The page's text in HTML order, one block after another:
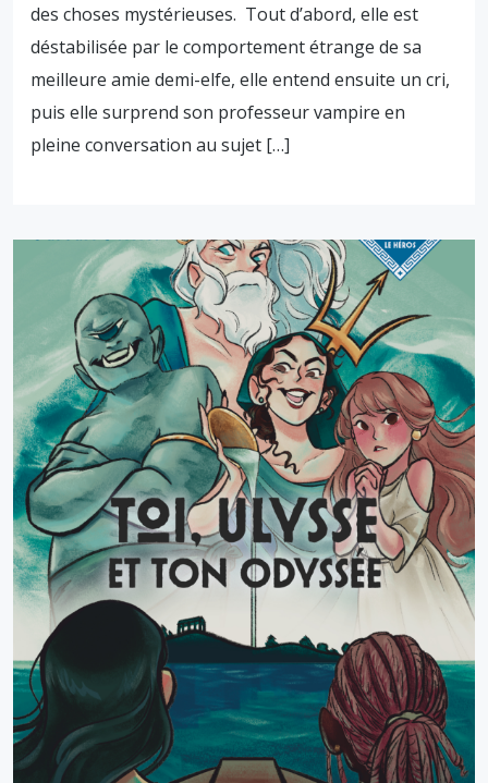
des choses mystérieuses. Tout d’abord, elle est
déstabilisée par le comportement étrange de sa
meilleure amie demi-elfe, elle entend ensuite un cri,
puis elle surprend son professeur vampire en
pleine conversation au sujet […]